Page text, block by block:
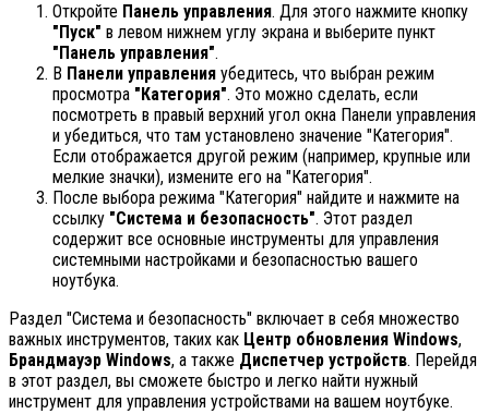
Откройте Панель управления. Для этого нажмите кнопку
"Пуск" в левом нижнем углу экрана и выберите пункт
"Панель управления".
В Панели управления убедитесь, что выбран режим
просмотра "Категория". Это можно сделать, если
посмотреть в правый верхний угол окна Панели управления
и убедиться, что там установлено значение "Категория".
Если отображается другой режим (например, крупные или
мелкие значки), измените его на "Категория".
После выбора режима "Категория" найдите и нажмите на
ссылку "Система и безопасность". Этот раздел
содержит все основные инструменты для управления
системными настройками и безопасностью вашего
ноутбука.
Раздел "Система и безопасность" включает в себя множество
важных инструментов, таких как Центр обновления Windows,
Брандмауэр Windows, а также Диспетчер устройств. Перейдя
в этот раздел, вы сможете быстро и легко найти нужный
инструмент для управления устройствами на вашем ноутбуке.